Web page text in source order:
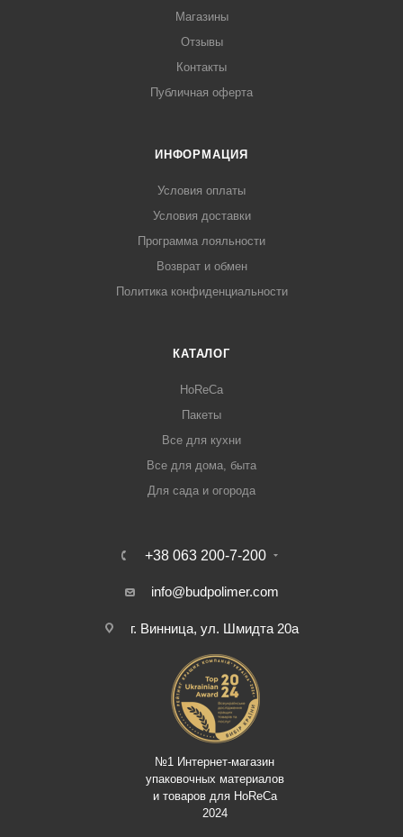
Магазины
Отзывы
Контакты
Публичная оферта
ИНФОРМАЦИЯ
Условия оплаты
Условия доставки
Программа лояльности
Возврат и обмен
Политика конфиденциальности
КАТАЛОГ
HoReCa
Пакеты
Все для кухни
Все для дома, быта
Для сада и огорода
+38 063 200-7-200
info@budpolimer.com
г. Винница, ул. Шмидта 20а
№1 Интернет-магазин
упаковочных материалов
и товаров для HoReCa
2024